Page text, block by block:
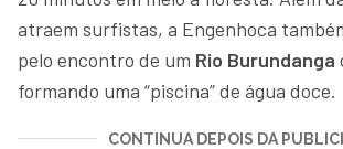
atraem surfistas, a Engenhoca
pelo encontro de um Rio Burundanga
formando uma “piscina” de água doce.
CONTINUA DEPOIS DA